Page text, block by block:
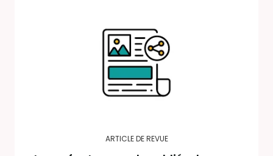
ARTICLE DE REVUE